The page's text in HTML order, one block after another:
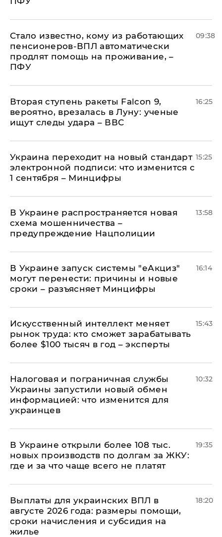
Стало известно, кому из работающих
пенсионеров-ВПЛ автоматически
продлят помощь на проживание, –
ПФУ
09:38
Вторая ступень ракеты Falcon 9,
вероятно, врезалась в Луну: ученые
ищут следы удара – ВВС
16:25
Украина переходит на новый стандарт
электронной подписи: что изменится с
1 сентября – Минцифры
15:25
В Украине распространяется новая
схема мошенничества –
предупреждение Нацполиции
13:58
В Украине запуск системы "еАкциз"
могут перенести: причины и новые
сроки – разъясняет Минцифры
16:14
Искусственный интеллект меняет
рынок труда: кто сможет зарабатывать
более $100 тысяч в год – эксперты
15:43
Налоговая и пограничная службы
Украины запустили новый обмен
информацией: что изменится для
украинцев
10:32
В Украине открыли более 108 тыс.
новых производств по долгам за ЖКУ:
где и за что чаще всего не платят
19:35
Выплаты для украинских ВПЛ в
августе 2026 года: размеры помощи,
сроки начисления и субсидия на
жилье
18:20